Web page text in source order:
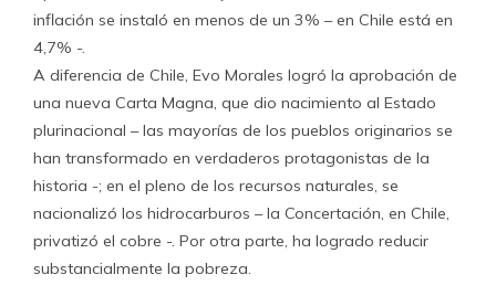
inflación se instaló en menos de un 3% – en Chile está en
4,7% -.
A diferencia de Chile, Evo Morales logró la aprobación de
una nueva Carta Magna, que dio nacimiento al Estado
plurinacional – las mayorías de los pueblos originarios se
han transformado en verdaderos protagonistas de la
historia -; en el pleno de los recursos naturales, se
nacionalizó los hidrocarburos – la Concertación, en Chile,
privatizó el cobre -. Por otra parte, ha logrado reducir
substancialmente la pobreza.